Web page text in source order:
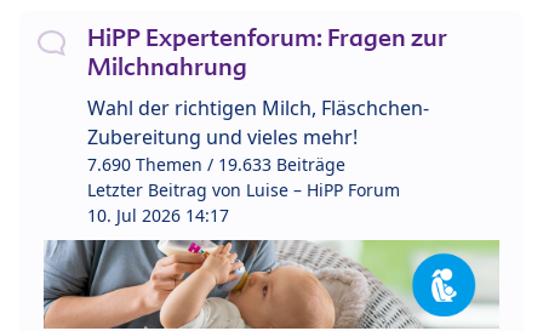
HiPP Expertenforum: Fragen zur
Milchnahrung
Wahl der richtigen Milch, Fläschchen-
Zubereitung und vieles mehr!
7.690 Themen / 19.633 Beiträge
Letzter Beitrag von Luise – HiPP Forum
10. Jul 2026 14:17